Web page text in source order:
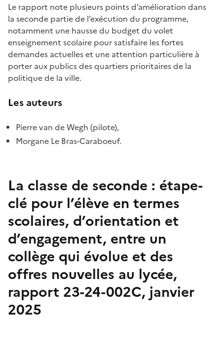
Le rapport note plusieurs points d’amélioration dans
la seconde partie de l’exécution du programme,
notamment une hausse du budget du volet
enseignement scolaire pour satisfaire les fortes
demandes actuelles et une attention particulière à
porter aux publics des quartiers prioritaires de la
politique de la ville.
Les auteurs
Pierre van de Wegh (pilote),
Morgane Le Bras-Caraboeuf.
La classe de seconde : étape-
clé pour l’élève en termes
scolaires, d’orientation et
d’engagement, entre un
collège qui évolue et des
offres nouvelles au lycée,
rapport 23-24-002C, janvier
2025